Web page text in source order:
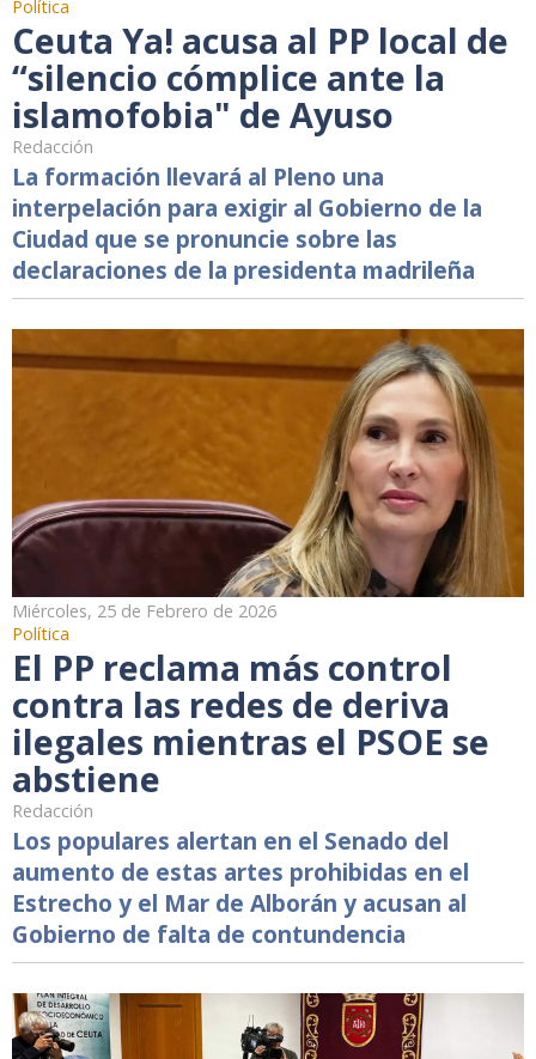
Política
Ceuta Ya! acusa al PP local de
“silencio cómplice ante la
islamofobia" de Ayuso
Redacción
La formación llevará al Pleno una
interpelación para exigir al Gobierno de la
Ciudad que se pronuncie sobre las
declaraciones de la presidenta madrileña
Miércoles, 25 de Febrero de 2026
Política
El PP reclama más control
contra las redes de deriva
ilegales mientras el PSOE se
abstiene
Redacción
Los populares alertan en el Senado del
aumento de estas artes prohibidas en el
Estrecho y el Mar de Alborán y acusan al
Gobierno de falta de contundencia